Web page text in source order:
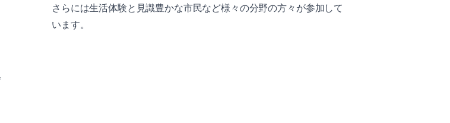
さらには生活体験と見識豊かな市民など様々の分野の方々が参加して
います。